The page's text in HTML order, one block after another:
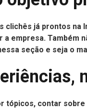
clichês já prontos
a empresa.
seção e seja o
tópicos, contar